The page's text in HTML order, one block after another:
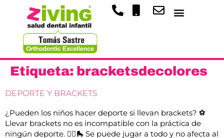
Etiqueta: bracketsdecolores
DEPORTE Y BRACKETS
¿Pueden los niños hacer deporte si llevan brackets? ⚽️
Llevar brackets no es incompatible con la práctica de
ningún deporte. 🤾‍♀️🛼 Se puede jugar a todo y no afecta al